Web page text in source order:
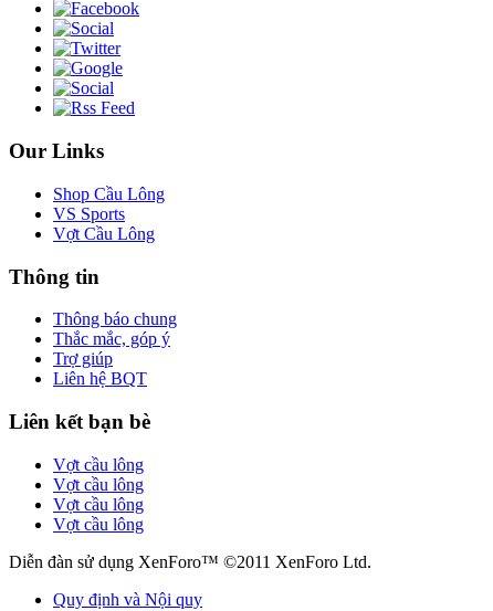
Our Links
Shop Cầu Lông
VS Sports
Vợt Cầu Lông
Thông tin
Thông báo chung
Thắc mắc, góp ý
Trợ giúp
Liên hệ BQT
Liên kết bạn bè
Vợt cầu lông
Vợt cầu lông
Vợt cầu lông
Vợt cầu lông
Diễn đàn sử dụng XenForo™ ©2011 XenForo Ltd.
Quy định và Nội quy